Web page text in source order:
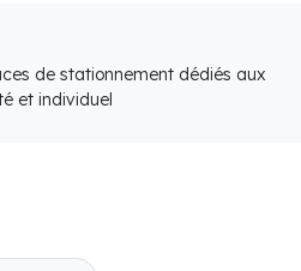
de stationnement dédiés aux
et individuel